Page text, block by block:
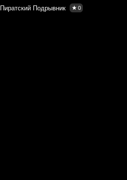
Пиратский Подрывник 0